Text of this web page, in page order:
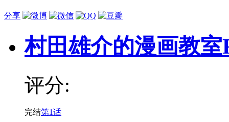
分享
村田雄介的漫画教室
评分:
完结第1话